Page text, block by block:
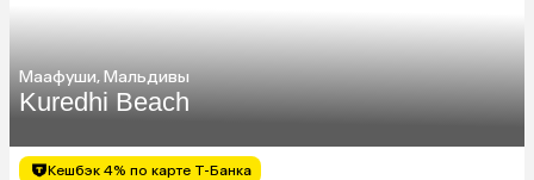
Маафуши, Мальдивы
Kuredhi Beach
Кешбэк 4% по карте Т-Банка